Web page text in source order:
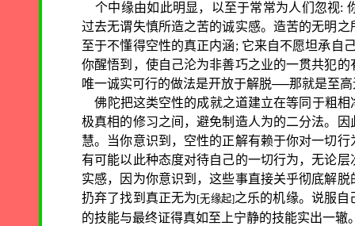
个中缘由如此明显，以至于常常为人们忽视:
过去无谓失慎所造之苦的诚实感。造苦的无明
至于不懂得空性的真正内涵; 它来自不愿坦承自
你醒悟到，使自己沦为非善巧之业的一贯共犯
唯一诚实可行的做法是开放于解脱──那就是至
佛陀把这类空性的成就之道建立在等同于粗
极真相的修习之间，避免制造人为的二分法。
慧。当你意识到，空性的正解有赖于你对一切
有可能以此种态度对待自己的一切行为，无论
实感，因为你意识到，这些事直接关乎彻底解
扔弃了找到真正无为[无缘起]之乐的机缘。说服自
的技能与最终证得真如至上宁静的技能实出一辙